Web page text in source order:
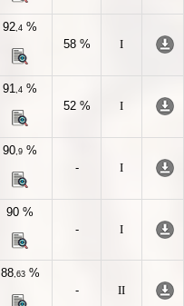
92,4 %
58 %
I
91,4 %
52 %
I
90,9 %
-
I
90 %
-
I
88,63%
-
II